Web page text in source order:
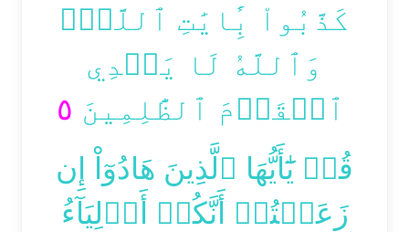
كَذَّبُواْ بِ‍َٔايَٰتِ ٱللَّهِۚ
وَٱللَّهُ لَا يَهۡدِي
ٱلۡقَوۡمَ ٱلظَّٰلِمِينَ ٥
قُلۡ يَٰٓأَيُّهَا ٱلَّذِينَ هَادُوٓاْ إِن
زَعَمۡتُمۡ أَنَّكُمۡ أَوۡلِيَآءُ